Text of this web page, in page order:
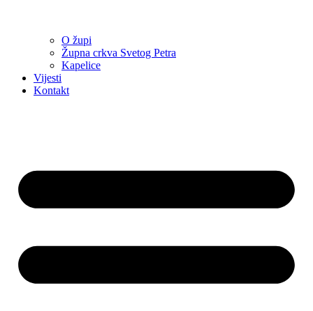
O župi
Župna crkva Svetog Petra
Kapelice
Vijesti
Kontakt